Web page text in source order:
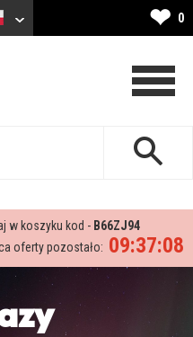
❤ 0
w koszyku kod - B66ZJ94
09:37:07
oferty pozostało: